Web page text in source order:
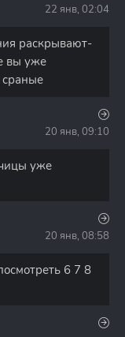
22 янв, 02:04
сраные
20 янв, 09:10
уже
20 янв, 08:58
6 7 8